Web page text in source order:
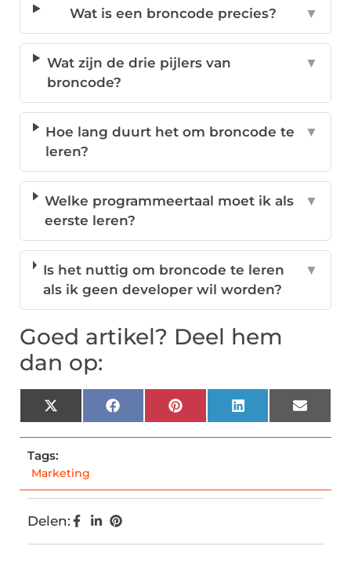
Wat is een broncode precies? ▼
Wat zijn de drie pijlers van
broncode?
▼
Hoe lang duurt het om broncode te
leren?
▼
Welke programmeertaal moet ik als
eerste leren?
▼
Is het nuttig om broncode te leren
als ik geen developer wil worden?
▼
Goed artikel? Deel hem
dan op:
X
(Twitter)
FacebookPinterestLinkedInEmail
Tags:
Marketing
Delen: